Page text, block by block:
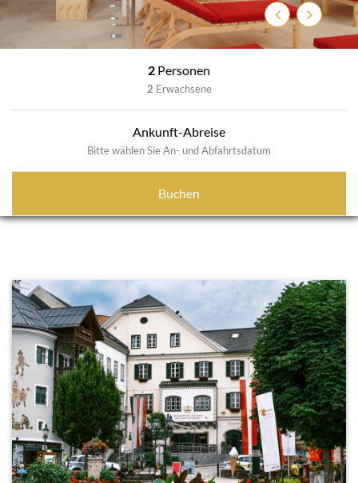
ZurückWeiter
2 Personen
2 Erwachsene
Ankunft-Abreise
Bitte wählen Sie An- und Abfahrtsdatum
Buchen